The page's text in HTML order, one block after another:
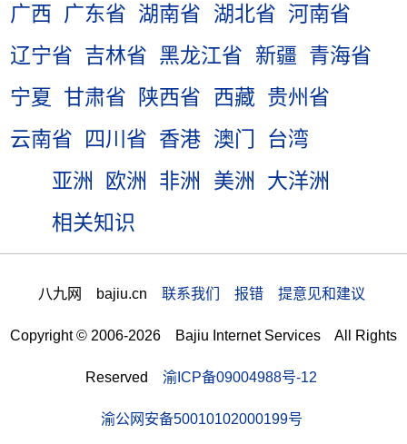
广西
广东省 湖南省 湖北省 河南省
辽宁省 吉林省 黑龙江省 新疆 青海省
宁夏 甘肃省 陕西省 西藏 贵州省
云南省
四川省 香港 澳门
台湾
亚洲
欧洲 非洲 美洲
大洋洲
相关知识
八九网 bajiu.cn 联系我们 报错 提意见和建议
Copyright © 2006-2026 Bajiu Internet Services All Rights
Reserved 渝ICP备09004988号-12
渝公网安备50010102000199号